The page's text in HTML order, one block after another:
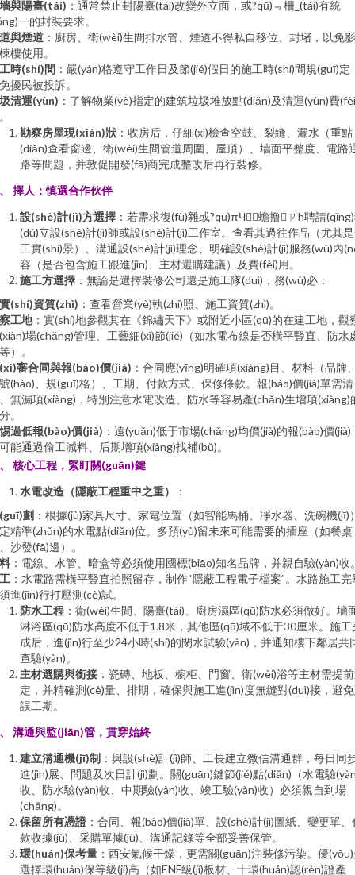
與陽臺(tái) ：通常禁止封陽臺(tái)改變外立面，或?qū)﹃柵_(tái)有統
一的封裝要求。
與煙道 ：廚房、衛(wèi)生間排水管、煙道不得私自移位、封堵，以免
樓使用。
時(shí)間 ：嚴(yán)格遵守工作日及節(jié)假日的施工時(shí)間規(guī)定
擾民被投訴。
清運(yùn) ：了解物業(yè)指定的建筑垃圾堆放點(diǎn)及清運(yùn)費
勘察房屋現(xiàn)狀 ：收房后，仔細(xì)檢查空鼓、裂縫、漏水（重點
(diǎn)查看窗邊、衛(wèi)生間管道周圍、屋頂）、墻面平整度、電路
路等問題，并敦促開發(fā)商完成整改后再行裝修。
擇人：慎選合作伙伴
設(shè)計(jì)方選擇 ：若需求復(fù)雜或?qū)πЧ蟾撸ㄗh聘請
(dú)立設(shè)計(jì)師或設(shè)計(jì)工作室。查看其過往作品（尤其
工實(shí)景）、溝通設(shè)計(jì)理念、明確設(shè)計(jì)服務(wù)內
容（是否包含施工跟進(jìn)、主材選購建議）及費(fèi)用。
施工方選擇 ：無論是選擇裝修公司還是施工隊(duì)，務(wù)必：
(shí)資質(zhì) ：查看營業(yè)執(zhí)照、施工資質(zhì)。
工地：實(shí)地參觀其在《錦繡天下》或附近小區(qū)的在建工地，觀
場(chǎng)管理、工藝細(xì)節(jié)（如水電布線是否橫平豎直、防水
）。
審合同與報(bào)價(jià) ：合同應(yīng)明確項(xiàng)目、材料（品牌
(hào)、規(guī)格）、工期、付款方式、保修條款。報(bào)價(jià)單需清
無漏項(xiàng)，特別注意水電改造、防水等容易產(chǎn)生增項(xiàng)
。
過低報(bào)價(jià) ：遠(yuǎn)低于市場(chǎng)均價(jià)的報(bào)價(jià)
能通過偷工減料、后期增項(xiàng)找補(bǔ)。
核心工程，緊盯關(guān)鍵
水電改造（隱蔽工程重中之重）
：
劃 ：根據(jù)家具尺寸、家電位置（如智能馬桶、凈水器、洗碗機(jī)
精準(zhǔn)的水電點(diǎn)位。多預(yù)留未來可能需要的插座（如餐桌
沙發(fā)邊）。
：電線、水管、暗盒等必須使用國標(biāo)知名品牌，并親自驗(yàn)收
：水電路需橫平豎直拍照留存，制作“隱蔽工程電子檔案”。水路施工完
進(jìn)行打壓測(cè)試。
防水工程 ：衛(wèi)生間、陽臺(tái)、廚房濕區(qū)防水必須做好。墻
淋浴區(qū)防水高度不低于1.8米，其他區(qū)域不低于30厘米。施工
成后，進(jìn)行至少24小時(shí)的閉水試驗(yàn)，并通知樓下鄰居共
查驗(yàn)。
主材選購與銜接 ：瓷磚、地板、櫥柜、門窗、衛(wèi)浴等主材需提
定，并精確測(cè)量、排期，確保與施工進(jìn)度無縫對(duì)接，避
誤工期。
溝通與監(jiān)管，貫穿始終
建立溝通機(jī)制 ：與設(shè)計(jì)師、工長建立微信溝通群，每日同
進(jìn)展、問題及次日計(jì)劃。關(guān)鍵節(jié)點(diǎn)（水電驗
收、防水驗(yàn)收、中期驗(yàn)收、竣工驗(yàn)收）必須親自到場
(chǎng)。
保留所有憑證 ：合同、報(bào)價(jià)單、設(shè)計(jì)圖紙、變更單、
款收據(jù)、采購單據(jù)、溝通記錄等全部妥善保管。
環(huán)保考量 ：西安氣候干燥，更需關(guān)注裝修污染。優
選擇環(huán)保等級(jí)高（如ENF級(jí)板材、十環(huán)認(rèn)證產